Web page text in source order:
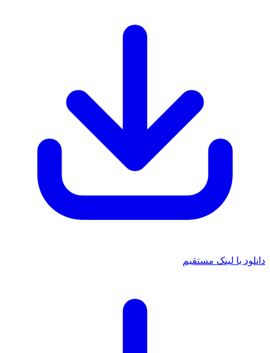
دانلود با لینک مستقیم